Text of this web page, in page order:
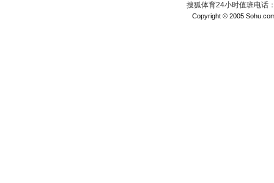
搜狐体育24小时值班电话
Copyright © 2005